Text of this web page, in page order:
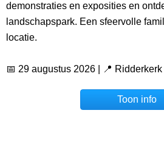
demonstraties en exposities en
landschapspark. Een sfeervolle
locatie.
📅 29 augustus 2026 | 📍 Ridderkerk
Toon info